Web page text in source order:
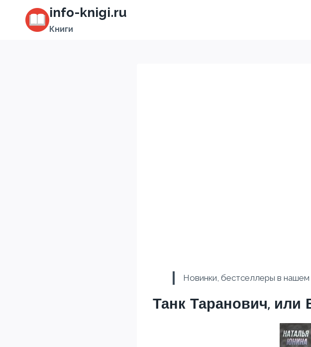
Перейти
содержимому
info-knigi.ru
Книги
Новинки, бестселлеры в
Танк Таранович,